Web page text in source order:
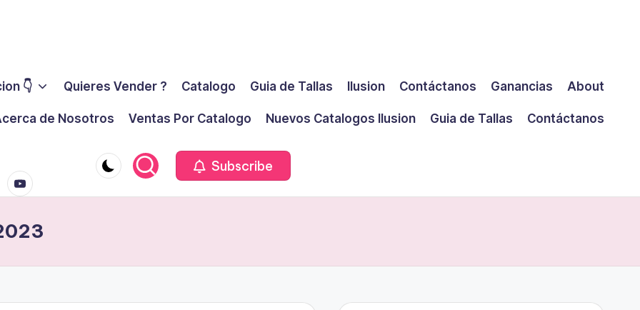
👇 Quieres Vender ? Catalogo Guia de Tallas Ilusion Contáctanos Ganancias About
de Nosotros Ventas Por Catalogo Nuevos Catalogos Ilusion Guia de Tallas
Contáctanos
Subscribe